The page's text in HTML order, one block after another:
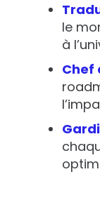
le
à
Chef